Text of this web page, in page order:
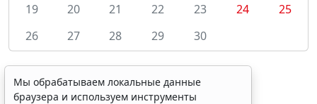
19
20 21 22 23 24
25
26
27 28 29 30
Мы обрабатываем локальные данные
браузера и используем инструменты